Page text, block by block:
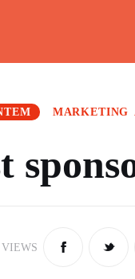
MARKETING
VIEWS